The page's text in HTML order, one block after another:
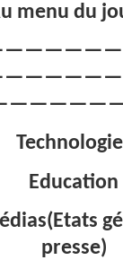
menu du
Education
presse)